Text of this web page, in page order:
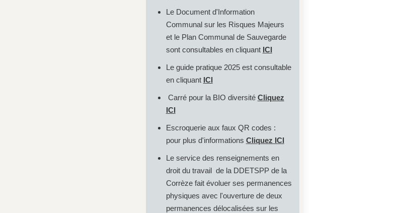
Le Document d'Information
Communal sur les Risques Majeurs
et le Plan Communal de Sauvegarde
sont consultables en cliquant ICI
Le guide pratique 2025 est consultable
en cliquant ICI
Carré pour la BIO diversité Cliquez
ICI
Escroquerie aux faux QR codes :
pour plus d'informations Cliquez ICI
Le service des renseignements en
droit du travail de la DDETSPP de la
Corrèze fait évoluer ses permanences
physiques avec l'ouverture de deux
permanences délocalisées sur les